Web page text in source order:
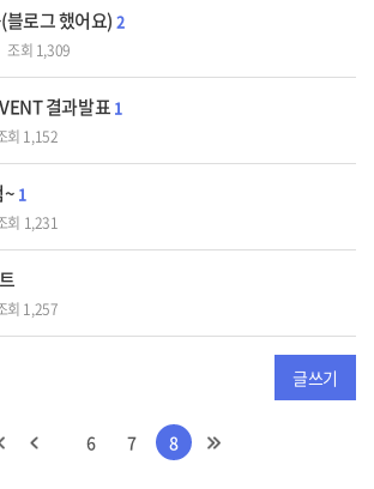
로그 했어요) 2
조회 1,309
결과발표 1
회 1,152
~ 1
회 1,231
회 1,257
글쓰기
6 7 8